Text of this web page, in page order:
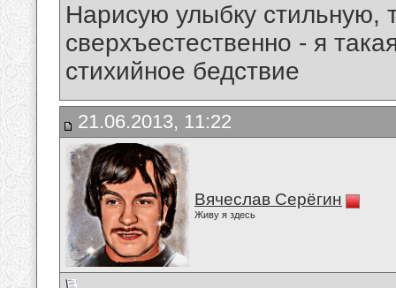
Нарисую улыбку стильную,
сверхъестественно - я
стихийное бедствие
21.06.2013, 11:22
Вячеслав Серёгин
Живу я здесь